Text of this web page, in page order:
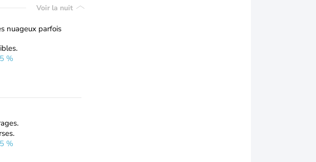
Voir la nuit
nuageux parfois
%
%